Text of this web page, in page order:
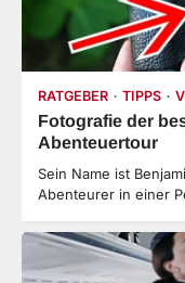
RATGEBER TIPPS
Fotografie der
Abenteuertour
Sein Name ist
Abenteurer in einer